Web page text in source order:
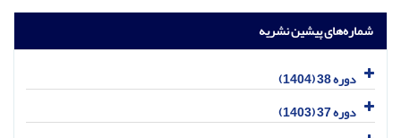
شماره‌های پیشین نشریه
دوره 38 (1404)
دوره 37 (1403)